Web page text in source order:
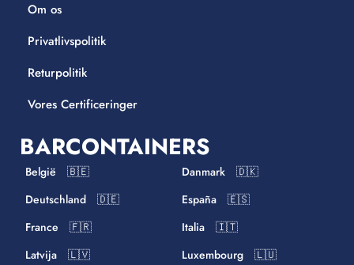
Om os
Privatlivspolitik
Returpolitik
Vores Certificeringer
BARCONTAINERS
België 🇧🇪
Danmark 🇩🇰
Deutschland 🇩🇪
España 🇪🇸
France 🇫🇷
Italia 🇮🇹
Latvija 🇱🇻
Luxembourg 🇱🇺